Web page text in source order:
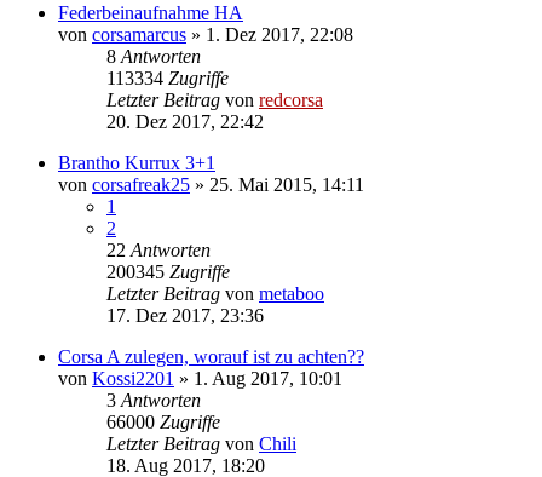
Federbeinaufnahme HA
von corsamarcus » 1. Dez 2017, 22:08
8 Antworten
113334 Zugriffe
Letzter Beitrag von redcorsa
20. Dez 2017, 22:42
Brantho Kurrux 3+1
von corsafreak25 » 25. Mai 2015, 14:11
1
2
22 Antworten
200345 Zugriffe
Letzter Beitrag von metaboo
17. Dez 2017, 23:36
Corsa A zulegen, worauf ist zu achten??
von Kossi2201 » 1. Aug 2017, 10:01
3 Antworten
66000 Zugriffe
Letzter Beitrag von Chili
18. Aug 2017, 18:20